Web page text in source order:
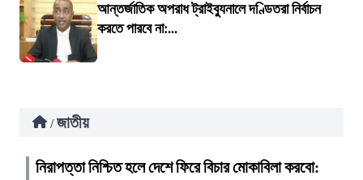
আন্তর্জাতিক অপরাধ ট্রাইব্যুনালে দণ্ডিতরা নির্বাচন
করতে পারবে না:...
/ জাতীয়
নিরাপত্তা নিশ্চিত হলে দেশে ফিরে বিচার মোকাবিলা করবো: